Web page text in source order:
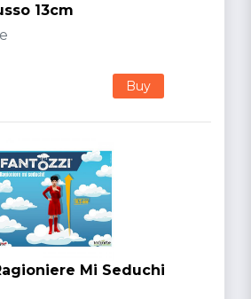
13cm
Buy
Mi Seduchi